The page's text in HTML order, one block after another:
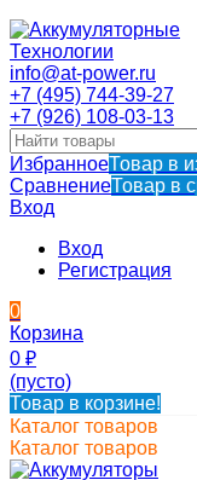
info@at-power.ru
+7 (495) 744-39-27
+7 (926) 108-03-13
ИзбранноеТовар в
СравнениеТовар в
Вход
Вход
Регистрация
0
Корзина
0 ₽
(пусто)
Товар в корзине!
Каталог товаров
Каталог товаров